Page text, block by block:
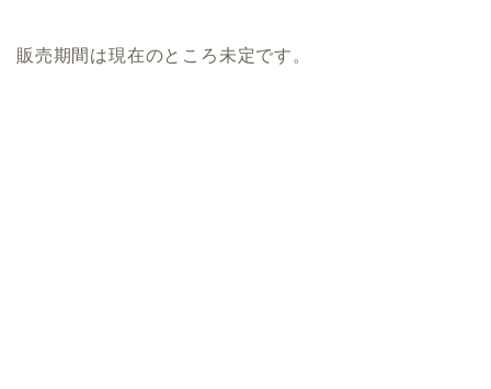
販売期間は現在のところ未定です。